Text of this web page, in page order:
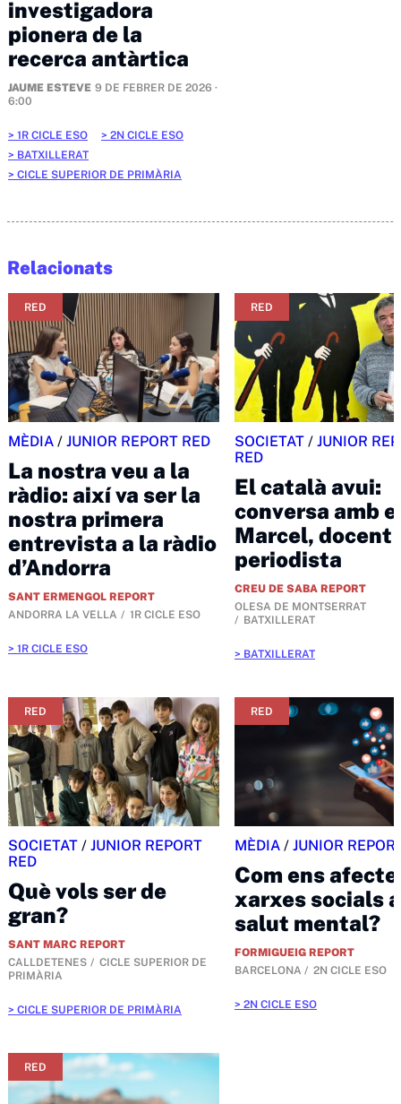
investigadora
pionera de la
recerca antàrtica
JAUME ESTEVE 9 DE FEBRER DE 2026 ·
6:00
1R CICLE ESO
2N CICLE ESO
BATXILLERAT
CICLE SUPERIOR DE PRIMÀRIA
Relacionats
RED
MÈDIA / JUNIOR REPORT RED
La nostra veu a la
ràdio: així va ser la
nostra primera
entrevista a la ràdio
d’Andorra
SANT ERMENGOL REPORT
ANDORRA LA VELLA
1R CICLE ESO
1R CICLE ESO
RED
SOCIETAT / JUNIOR
RED
El català avui:
conversa amb
Marcel, docent
periodista
CREU DE SABA REPORT
OLESA DE MONTSERRAT
BATXILLERAT
BATXILLERAT
RED
SOCIETAT / JUNIOR REPORT
RED
Què vols ser de
gran?
SANT MARC REPORT
CALLDETENES
CICLE SUPERIOR DE
PRIMÀRIA
CICLE SUPERIOR DE PRIMÀRIA
RED
MÈDIA / JUNIOR
Com ens
xarxes socials
salut mental?
FORMIGUEIG REPORT
BARCELONA
2N CICLE ESO
2N CICLE ESO
RED